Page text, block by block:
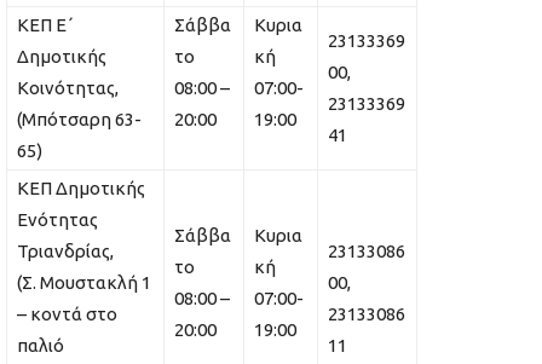
ΚΕΠ Ε΄
Δημοτικής
Κοινότητας,
(Μπότσαρη 63-
65)
Σάββα
το
08:00 –
20:00
Κυρια
κή
07:00-
19:00
23133369
00,
23133369
41
ΚΕΠ Δημοτικής
Ενότητας
Τριανδρίας,
(Σ. Μουστακλή 1
– κοντά στο
παλιό
Σάββα
το
08:00 –
20:00
Κυρια
κή
07:00-
19:00
23133086
00,
23133086
11